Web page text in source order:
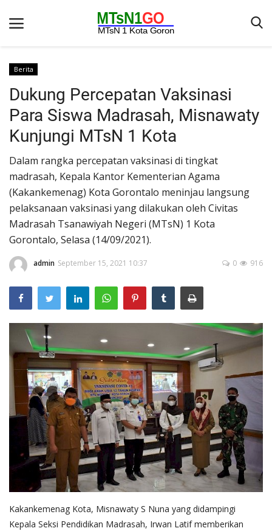
Beranda
Berita
Kontak
Galeri
OPINI
Syarat dan Ketentuan
Aplikasi
Layanan Publik
Whistleblowing System
Berita
Dukung Percepatan Vaksinasi
Para Siswa Madrasah, Misnawaty
Kunjungi MTsN 1 Kota
Dalam rangka percepatan vaksinasi di tingkat
madrasah, Kepala Kantor Kementerian Agama
(Kakankemenag) Kota Gorontalo meninjau langsung
pelaksanaan vaksinasi yang dilakukan oleh Civitas
Madrasah Tsanawiyah Negeri (MTsN) 1 Kota
Gorontalo, Selasa (14/09/2021).
admin September 15, 2021 10:37 916
0
Kakankemenag Kota, Misnawaty S Nuna yang didampingi
Kepala Seksi Pendidikan Madrasah, Irwan Latif memberikan